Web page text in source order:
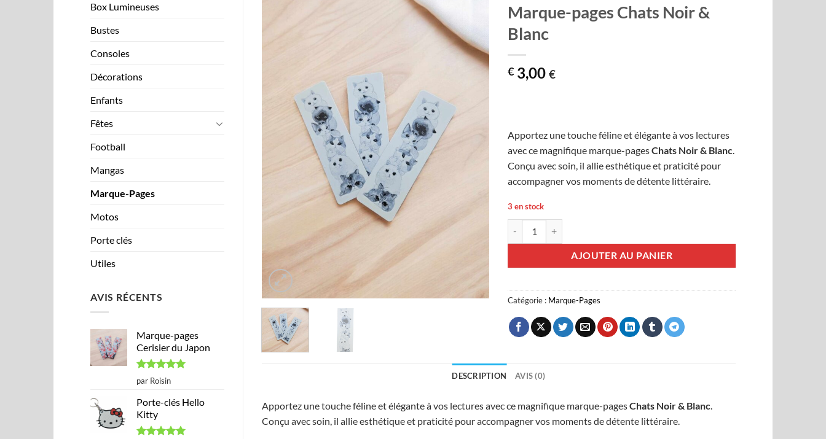
Box Lumineuses
Bustes
Consoles
Décorations
Enfants
Fêtes
Football
Mangas
Marque-Pages
Motos
Porte clés
Utiles
AVIS RÉCENTS
Marque-pages
Cerisier du Japon
Note5sur
5
par Roisin
Porte-clés Hello
Kitty
Ajouter
à la
liste
d’envies
Marque-pages Chats Noir &
Blanc
€ 3,00 €
Apportez une touche féline et élégante à vos lectures
avec ce magnifique marque-pagesChats Noir & Blanc.
Conçu avec soin, il allie esthétique et praticité pour
accompagner vos moments de détente littéraire.
3 en stock
AJOUTER AU PANIER
Catégorie : Marque-Pages
DESCRIPTION AVIS (0)
Apportez une touche féline et élégante à vos lectures avec ce magnifique marque-pagesChats Noir & Blanc.
Conçu avec soin, il allie esthétique et praticité pour accompagner vos moments de détente littéraire.